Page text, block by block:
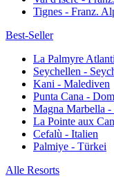
Tignes - Franz.
Best-Seller
La Palmyre
Seychellen -
Kani - Malediven
Punta Cana -
Magna Marbella -
La Pointe aux
Cefalù - Italien
Palmiye - Türkei
Alle Resorts